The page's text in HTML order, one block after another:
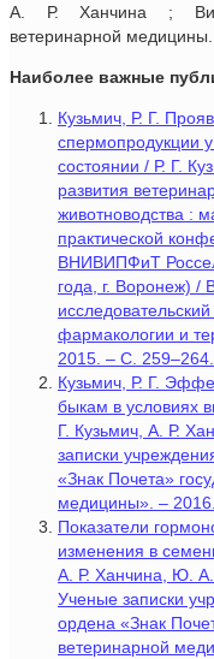
А. Р. Ханчина ;
ветеринарной
Наиболее важные
Кузьмич, Р. Г.
спермопродукции
состоянии / Р. Г.
развития
животноводства :
практической
ВНИВИПФиТ
года, г. Воронеж) /
фармакологии и
2015. – С. 259–264.
Кузьмич, Р. Г.
быкам в условиях
Г. Кузьмич, А. Р.
записки
«Знак Почета»
медицины». –
Показатели
изменения в
А. Р. Ханчина, Ю.
Ученые записки
ордена «Знак
ветеринарной